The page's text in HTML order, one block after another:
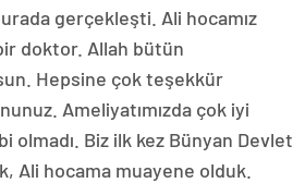
gerçekleşti. Ali hocamız
doktor. Allah bütün
Hepsine çok teşekkür
Ameliyatımızda çok iyi
olmadı. Biz ilk kez Bünyan Devlet
Ali hocama muayene olduk.